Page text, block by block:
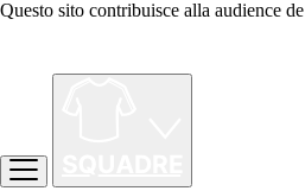
Questo sito contribuisce alla audience de